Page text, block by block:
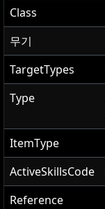
Class
무기
TargetTypes
Type
ItemType
ActiveSkillsCode
Reference